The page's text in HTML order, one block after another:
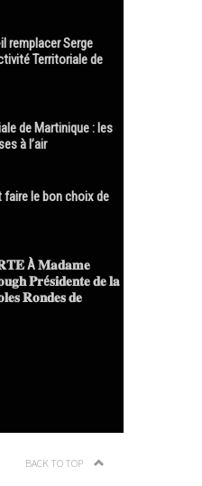
remplacer Serge
Territoriale de
de Martinique : les
à l’air
faire le bon choix de
À 𝐌𝐚𝐝𝐚𝐦𝐞
𝐏𝐫é𝐬𝐢𝐝𝐞𝐧𝐭𝐞 𝐝𝐞 𝐥𝐚
𝐑𝐨𝐧𝐝𝐞𝐬 𝐝𝐞
BACK TO TOP